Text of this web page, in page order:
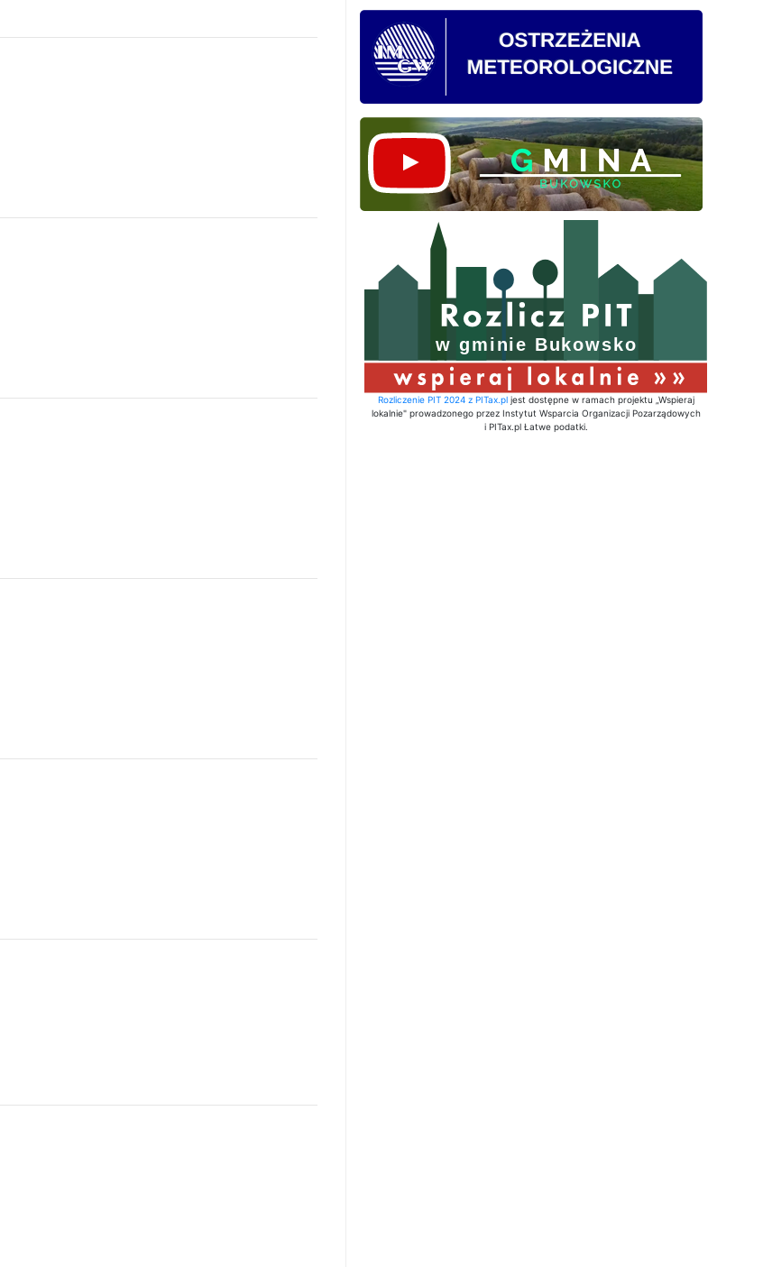
Rozliczenie PIT 2024 z PITax.pljest dostępne w ramach projektu „Wspieraj
lokalnie" prowadzonego przez Instytut Wsparcia Organizacji Pozarządowych
i PITax.pl Łatwe podatki.